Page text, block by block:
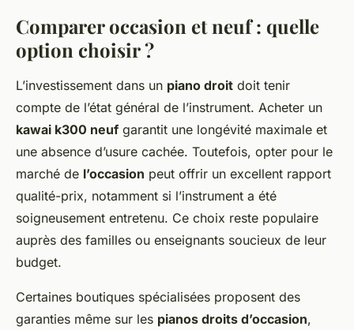
Comparer occasion et neuf : quelle
option choisir ?
L’investissement dans un piano droit doit tenir
compte de l’état général de l’instrument. Acheter un
kawai k300 neuf garantit une longévité maximale et
une absence d’usure cachée. Toutefois, opter pour le
marché de l’occasion peut offrir un excellent rapport
qualité-prix, notamment si l’instrument a été
soigneusement entretenu. Ce choix reste populaire
auprès des familles ou enseignants soucieux de leur
budget.
Certaines boutiques spécialisées proposent des
garanties même sur les pianos droits d’occasion,